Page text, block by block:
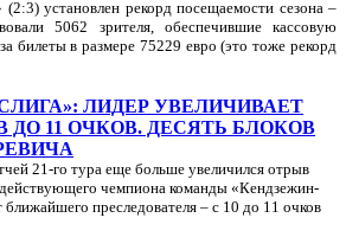
(2:3) установлен рекорд посещаемости сезона –
5062 зрителя, обеспечившие кассовую
билеты в размере 75229 евро (это тоже рекорд
ЛИДЕР УВЕЛИЧИВАЕТ
ДО 11 ОЧКОВ. ДЕСЯТЬ БЛОКОВ
21-го тура еще больше увеличился отрыв
чемпиона команды «Кендзежин-
ближайшего преследователя – с 10 до 11 очков